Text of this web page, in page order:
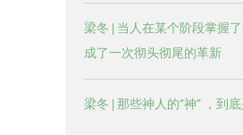
梁冬 | 当人在某个阶段掌握
成了一次彻头彻尾的革新
梁冬 | 那些神人的“神” ，到